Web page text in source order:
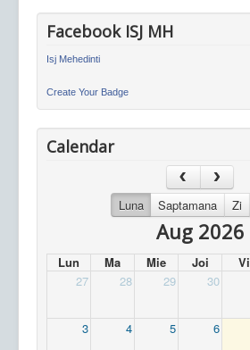
Facebook ISJ MH
Isj Mehedinti
Create Your Badge
Calendar
Luna Saptamana Zi
Aug 2026
Lun Ma Mie Joi Vi
27
28 29 30
3 4 5 6